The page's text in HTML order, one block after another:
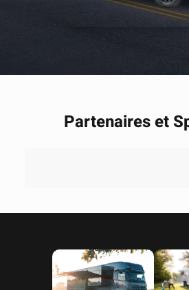
Partenaires et